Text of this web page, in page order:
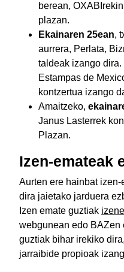
berean,
plazan.
Ekainaren 25ean,
aurrera, Perlata,
taldeak izango
Estampas de
kontzertua izango
Amaitzeko,
Janus Lasterrek
Plazan.
Izen-emateak
Aurten ere hainbat
dira jaietako jarduera
Izen emate guztiak
webgunean edo BAZen
guztiak bihar irekiko
jarraibide propioak